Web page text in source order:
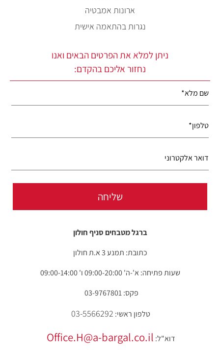
ארונות אמבטיה
נגרות בהתאמה אישית
ניתן למלא את הפרטים הבאים ואנו
נחזור אליכם בהקדם:
ברגל מטבחים סניף חולון
כתובת: תמנע 3 א.ת חולון
שעות פתיחה: א'-ה' 09:00-20:00 ו' 09:00-14:00
פקס: 03-9767801
טלפון ראשי: 03-5566292
דוא"ל: Office.H@a-bargal.co.il